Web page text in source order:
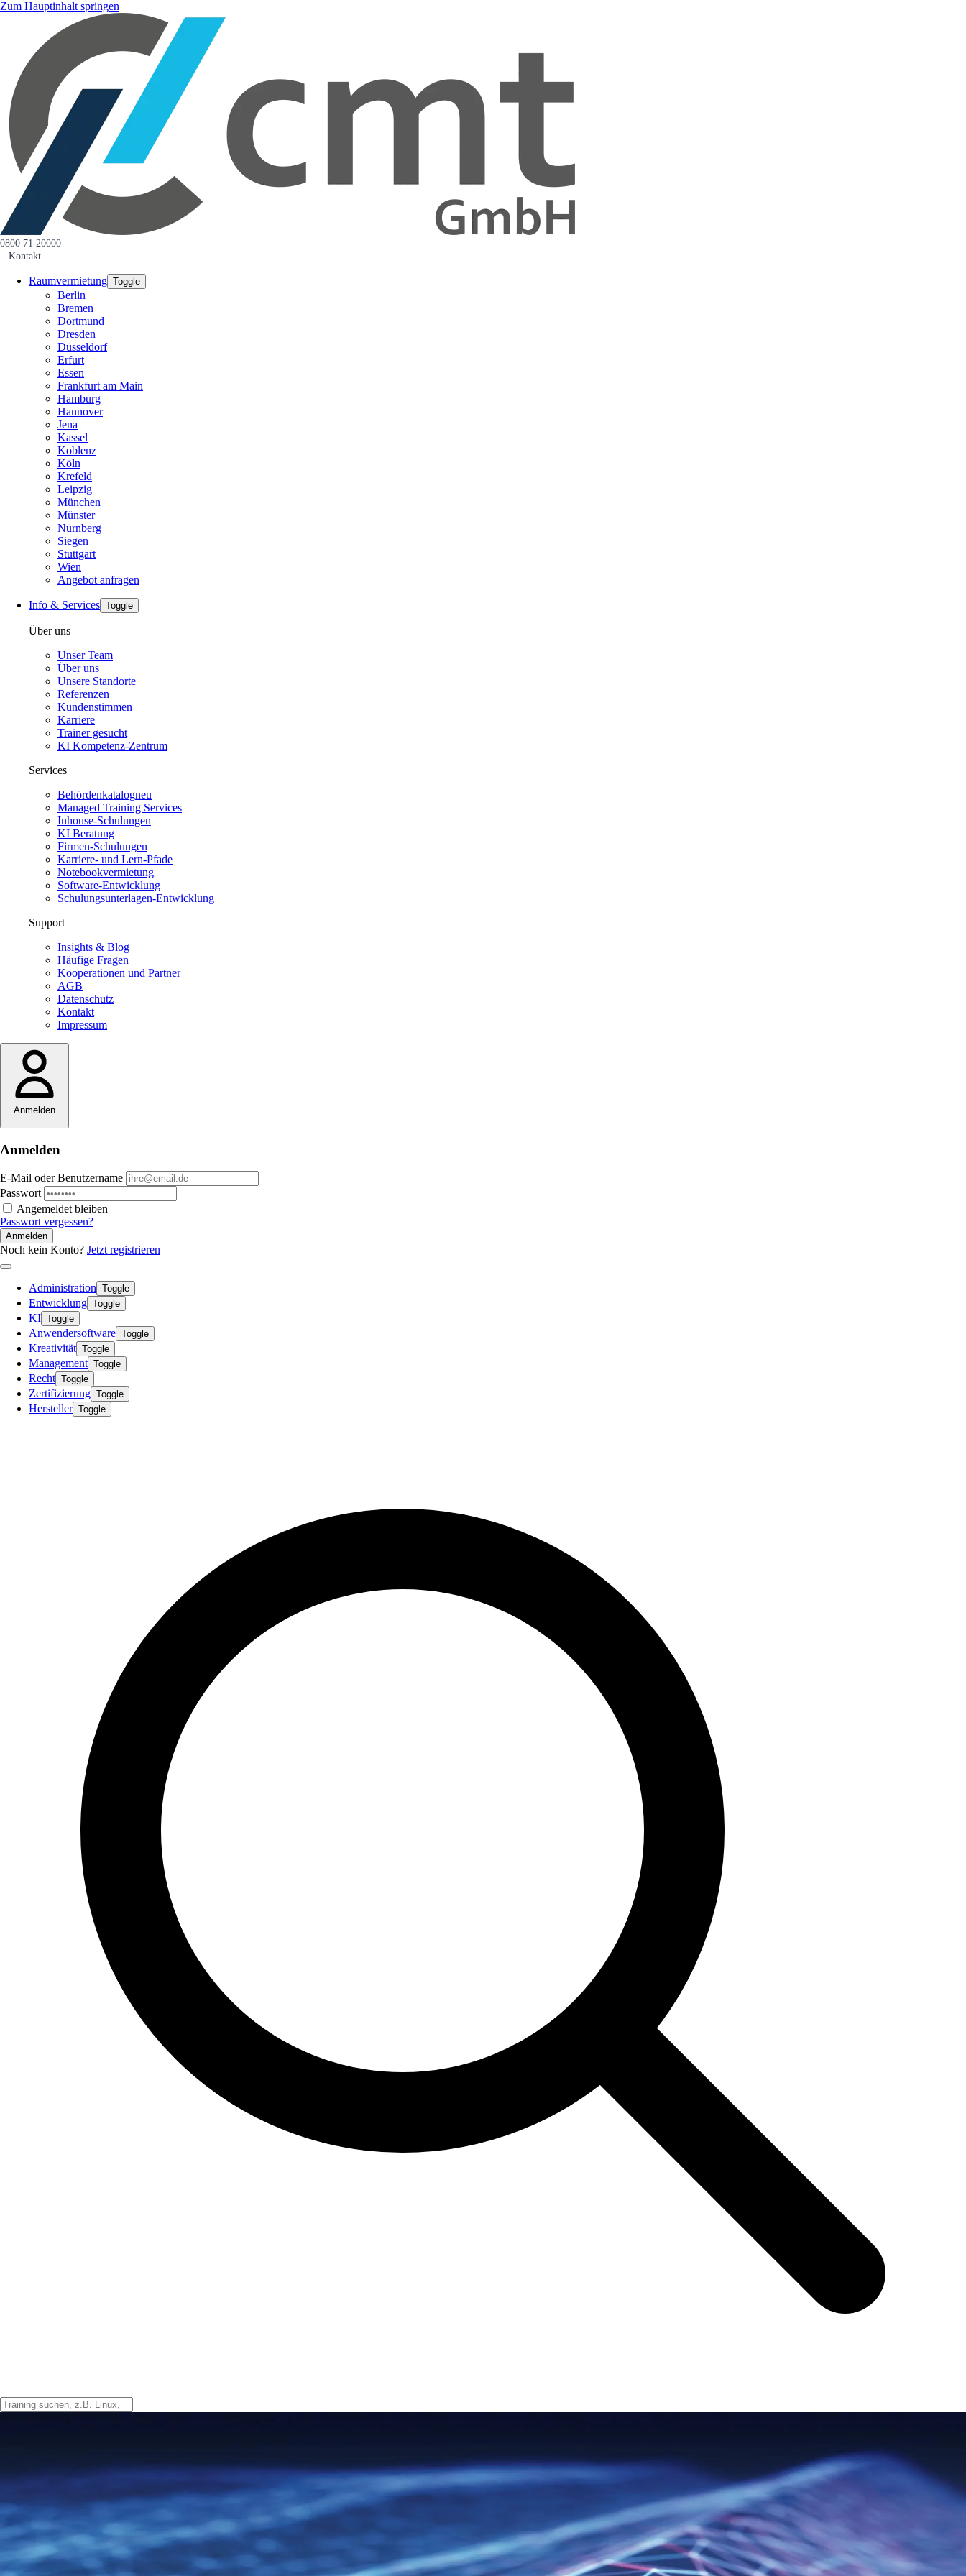
Zum Hauptinhalt springen
0800 71 20000
Kontakt
Raumvermietung Toggle
Berlin
Bremen
Dortmund
Dresden
Düsseldorf
Erfurt
Essen
Frankfurt am Main
Hamburg
Hannover
Jena
Kassel
Koblenz
Köln
Krefeld
Leipzig
München
Münster
Nürnberg
Siegen
Stuttgart
Wien
Angebot anfragen
Info & Services Toggle
Über uns
Unser Team
Über uns
Unsere Standorte
Referenzen
Kundenstimmen
Karriere
Trainer gesucht
KI Kompetenz-Zentrum
Services
Behördenkatalogneu
Managed Training Services
Inhouse-Schulungen
KI Beratung
Firmen-Schulungen
Karriere- und Lern-Pfade
Notebookvermietung
Software-Entwicklung
Schulungsunterlagen-Entwicklung
Support
Insights & Blog
Häufige Fragen
Kooperationen und Partner
AGB
Datenschutz
Kontakt
Impressum
Anmelden
Anmelden
E-Mail oder Benutzername
Passwort
Angemeldet bleiben
Passwort vergessen?
Anmelden
Noch kein Konto? Jetzt registrieren
Administration Toggle
Entwicklung Toggle
KI Toggle
Anwendersoftware Toggle
Kreativität Toggle
Management Toggle
Recht Toggle
Zertifizierung Toggle
Hersteller Toggle